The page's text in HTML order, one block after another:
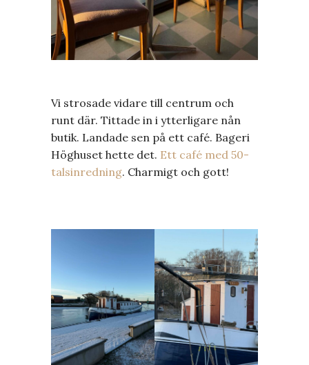
Vi strosade vidare till centrum och
runt där. Tittade in i ytterligare nån
butik. Landade sen på ett café. Bageri
Höghuset hette det. Ett café med 50-
talsinredning. Charmigt och gott!